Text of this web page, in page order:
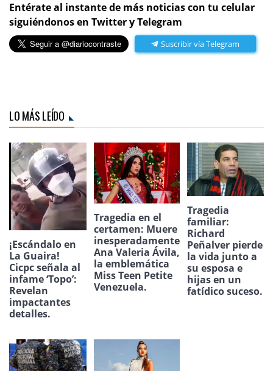
Entérate al instante de más noticias con tu celular
siguiéndonos en Twitter y Telegram
Suscribir vía Telegram
LO MÁS LEÍDO
¡Escándalo en
La Guaira!
Cicpc señala al
infame ‘Topo’:
Revelan
impactantes
detalles.
Tragedia en el
certamen: Muere
inesperadamente
Ana Valeria Ávila,
la emblemática
Miss Teen Petite
Venezuela.
Tragedia
familiar:
Richard
Peñalver pierde
la vida junto a
su esposa e
hijas en un
fatídico suceso.